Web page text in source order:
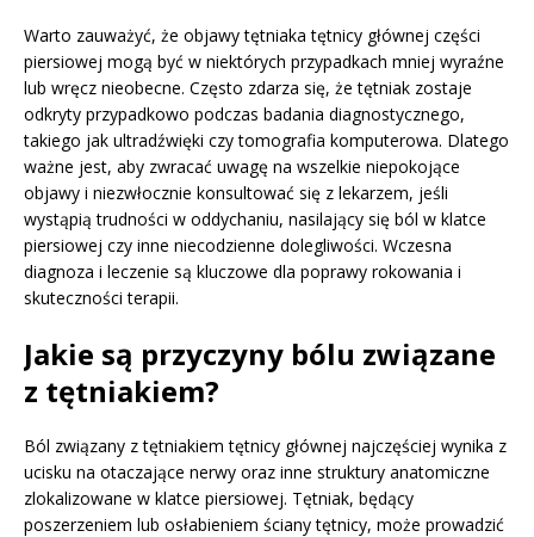
Warto zauważyć, że objawy tętniaka tętnicy głównej części
piersiowej mogą być w niektórych przypadkach mniej wyraźne
lub wręcz nieobecne. Często zdarza się, że tętniak zostaje
odkryty przypadkowo podczas badania diagnostycznego,
takiego jak ultradźwięki czy tomografia komputerowa. Dlatego
ważne jest, aby zwracać uwagę na wszelkie niepokojące
objawy i niezwłocznie konsultować się z lekarzem, jeśli
wystąpią trudności w oddychaniu, nasilający się ból w klatce
piersiowej czy inne niecodzienne dolegliwości. Wczesna
diagnoza i leczenie są kluczowe dla poprawy rokowania i
skuteczności terapii.
Jakie są przyczyny bólu związane
z tętniakiem?
Ból związany z tętniakiem tętnicy głównej najczęściej wynika z
ucisku na otaczające nerwy oraz inne struktury anatomiczne
zlokalizowane w klatce piersiowej. Tętniak, będący
poszerzeniem lub osłabieniem ściany tętnicy, może prowadzić